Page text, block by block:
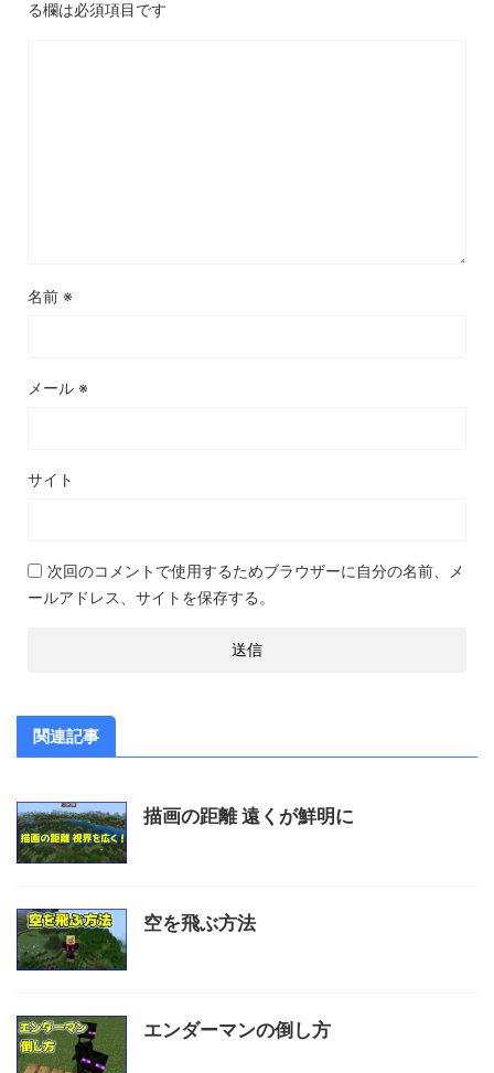
る欄は必須項目です
名前 ※
メール ※
サイト
次回のコメントで使用するためブラウザーに自分の名前、メ
ールアドレス、サイトを保存する。
関連記事
描画の距離 遠くが鮮明に
空を飛ぶ方法
エンダーマンの倒し方